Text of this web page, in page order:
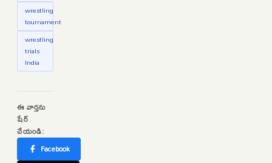
wrestling
tournament
wrestling
trials
India
ఈ వార్తను
షేర్
చేయండి:
Facebook